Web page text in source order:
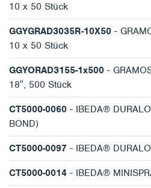
10 x 50 Stück
GGYGRAD3035R-10X50 -
10 x 50 Stück
GGYORAD3155-1x500 -
18″, 500 Stück
CT5000-0060 - IBEDA®
BOND)
CT5000-0097 - IBEDA®
CT5000-0014 - IBEDA®